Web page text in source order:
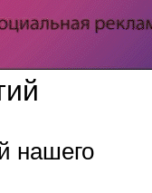
нашего